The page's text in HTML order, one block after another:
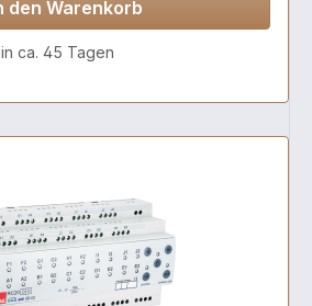
den Warenkorb
ca. 45 Tagen